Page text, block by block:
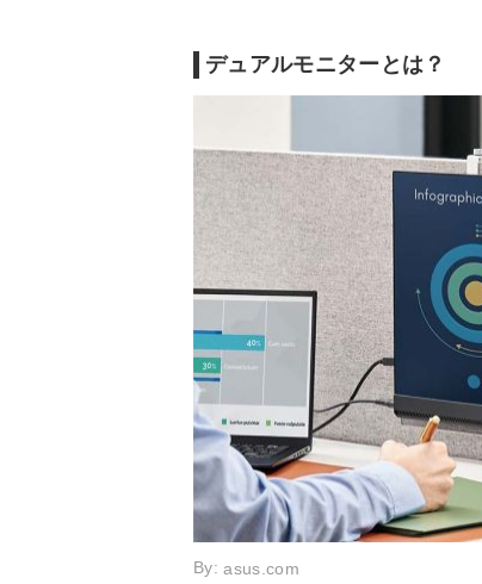
解像度 2560x1440
デュアルモニターとは？
By:asus.com